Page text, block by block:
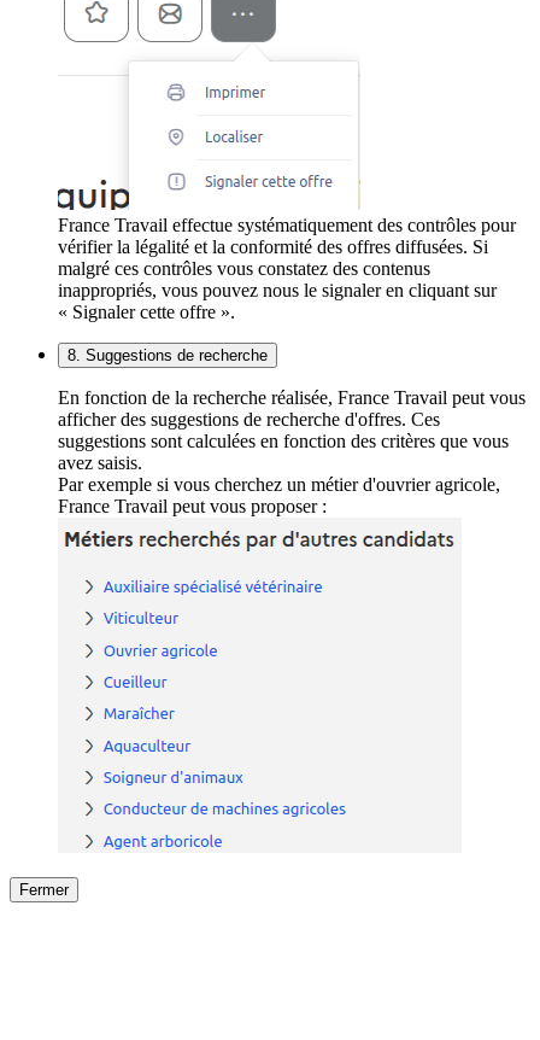
France Travail effectue systématiquement des contrôles pour
vérifier la légalité et la conformité des offres diffusées. Si
malgré ces contrôles vous constatez des contenus
inappropriés, vous pouvez nous le signaler en cliquant sur
« Signaler cette offre ».
8. Suggestions de recherche
En fonction de la recherche réalisée, France Travail peut vous
afficher des suggestions de recherche d'offres. Ces
suggestions sont calculées en fonction des critères que vous
avez saisis.
Par exemple si vous cherchez un métier d'ouvrier agricole,
France Travail peut vous proposer :
Fermer